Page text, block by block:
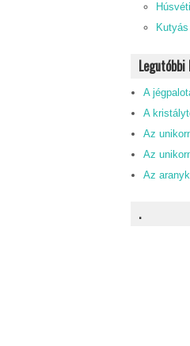
Legutóbbi
A
A
Az
Az
Az
.